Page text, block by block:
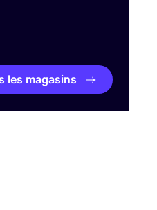
les magasins